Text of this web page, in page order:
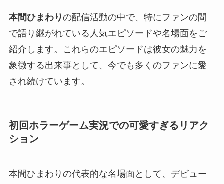
本間ひまわりの配信活動の中で、特にファンの間
で語り継がれている人気エピソードや名場面をご
紹介します。これらのエピソードは彼女の魅力を
象徴する出来事として、今でも多くのファンに愛
され続けています。
初回ホラーゲーム実況での可愛すぎるリアク
ション
本間ひまわりの代表的な名場面として、デビュー